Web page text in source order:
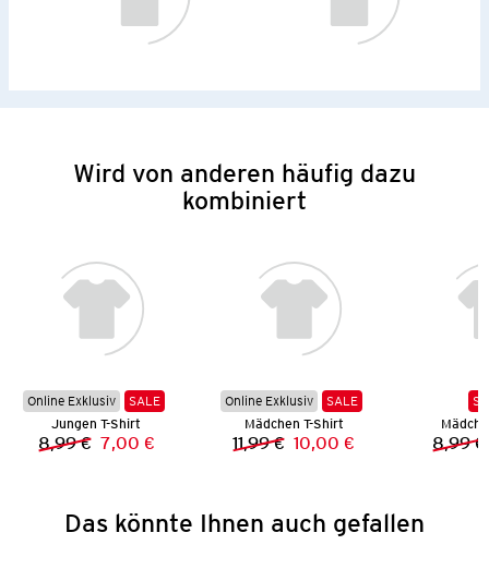
Wird von anderen häufig dazu
kombiniert
Online Exklusiv
SALE
Jungen T-Shirt
Vorheriger Preis:
8,99 € Neuer Preis:
7,00 €
Online Exklusiv
SALE
Mädchen T-Shirt
Vorheriger Preis:
11,99 € Neuer Preis:
10,00 € 8,99 €
Das könnte Ihnen auch gefallen